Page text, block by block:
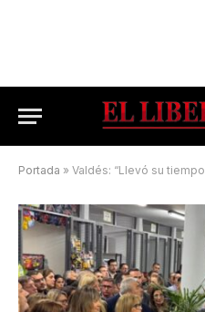
Portada » Valdés: “Llevó su tiempo y